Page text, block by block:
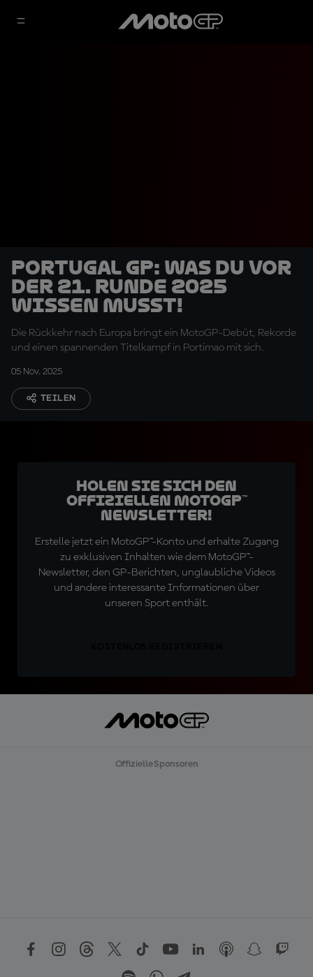
Portugal GP: Was du vor
der 21. Runde 2025
wissen musst!
Die Rückkehr nach Europa bringt ein MotoGP-Debüt, Rekorde
und einen spannenden Titelkampf in Portimao mit sich.
05 Nov. 2025
TEILEN
Holen Sie sich den
offiziellen MotoGP™
Newsletter!
Erstelle jetzt ein MotoGP™-Konto und erhalte Zugang
zu exklusiven Inhalten wie dem MotoGP™-
Newsletter, den GP-Berichten, unglaubliche Videos
und andere interessante Informationen über
unseren Sport enthält.
Offizielle Sponsoren